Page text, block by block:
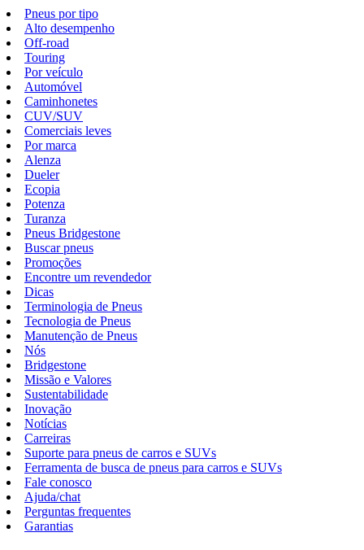
Pneus por tipo
Alto desempenho
Off-road
Touring
Por veículo
Automóvel
Caminhonetes
CUV/SUV
Comerciais leves
Por marca
Alenza
Dueler
Ecopia
Potenza
Turanza
Pneus Bridgestone
Buscar pneus
Promoções
Encontre um revendedor
Dicas
Terminologia de Pneus
Tecnologia de Pneus
Manutenção de Pneus
Nós
Bridgestone
Missão e Valores
Sustentabilidade
Inovação
Notícias
Carreiras
Suporte para pneus de carros e SUVs
Ferramenta de busca de pneus para carros e SUVs
Fale conosco
Ajuda/chat
Perguntas frequentes
Garantias